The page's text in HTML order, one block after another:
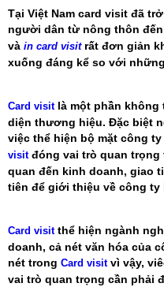
Tại Việt Nam card visit đã
người dân từ nông thôn
và in card visit rất đơn giản
xuống đáng kể so với
Card visitlà một phần không
diện thương hiệu. Đặc biệt
việc thể hiện bộ mặt công
visitđóng vai trò quan trọng
quan đến kinh doanh, giao
tiên để giới thiệu về công ty
Card visitthể hiện ngành
doanh, cả nét văn hóa của
nét trong Card visit vì vậy,
vai trò quan trọng cần phải